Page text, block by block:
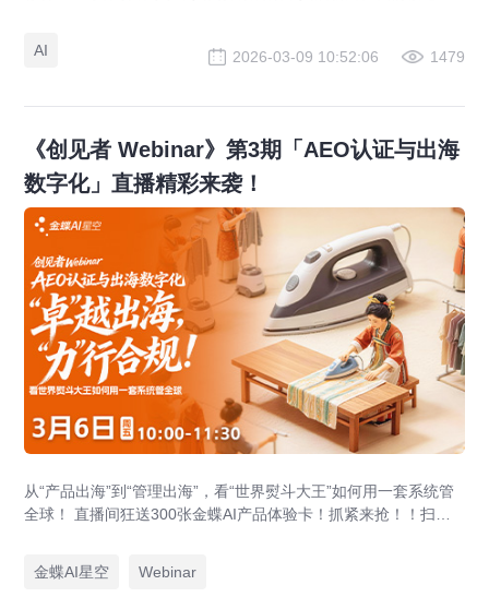
AI 2026-03-09 10:52:06 1479
《创见者 Webinar》第3期「AEO认证与出海
数字化」直播精彩来袭！
从“产品出海”到“管理出海”，看“世界熨斗大王”如何用一套系统管
全球！ 直播间狂送300张金蝶AI产品体验卡！抓紧来抢！！扫码
金蝶AI星空
Webinar